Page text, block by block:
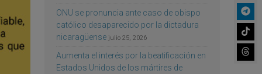
ONU se pronuncia ante caso de obispo
católico desaparecido por la dictadura
nicaragüense julio 25, 2026
Aumenta el interés por la beatificación en
Estados Unidos de los mártires de